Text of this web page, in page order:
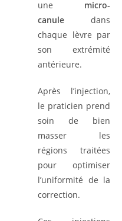
une micro-
canule dans
chaque lèvre par
son extrémité
antérieure.
Après l’injection,
le praticien prend
soin de bien
masser les
régions traitées
pour optimiser
l’uniformité de la
correction.